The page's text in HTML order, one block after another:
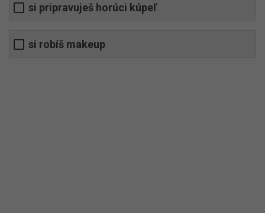
si pripravuješ horúci kúpeľ
si robíš makeup